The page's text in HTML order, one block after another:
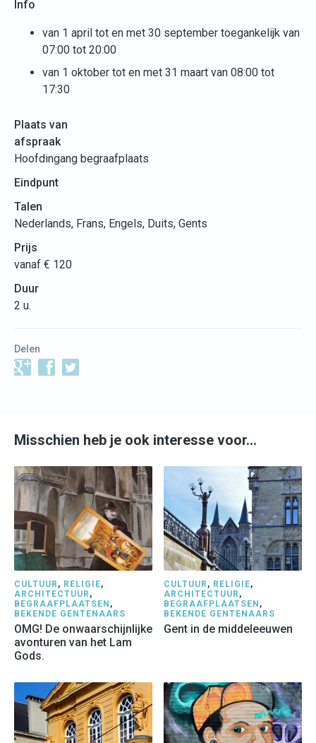
Info
van 1 april tot en met 30 september toegankelijk van
07:00 tot 20:00
van 1 oktober tot en met 31 maart van 08:00 tot
17:30
Plaats van
afspraak
Hoofdingang begraafplaats
Eindpunt
Talen
Nederlands, Frans, Engels, Duits, Gents
Prijs
vanaf € 120
Duur
2 u.
Delen
Misschien heb je ook interesse voor…
CULTUUR , RELIGIE,
ARCHITECTUUR ,
BEGRAAFPLAATSEN ,
BEKENDE GENTENAARS
OMG! De onwaarschijnlijke
avonturen van het Lam
Gods.
CULTUUR , RELIGIE,
ARCHITECTUUR ,
BEGRAAFPLAATSEN ,
BEKENDE GENTENAARS
Gent in de middeleeuwen